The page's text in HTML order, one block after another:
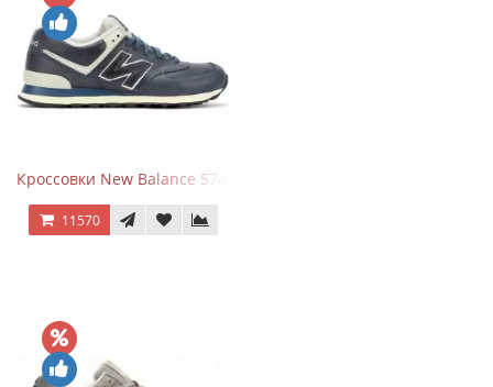
Кроссовки New Balance 574 Classic Blue White Leather
11570